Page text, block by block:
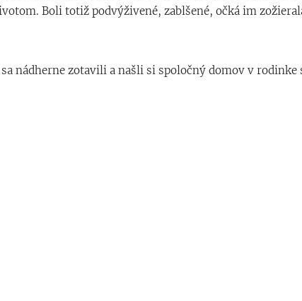
Boli totiž podvýživené, zablšené, očká im
sa nádherne zotavili a našli si spoločný domov v